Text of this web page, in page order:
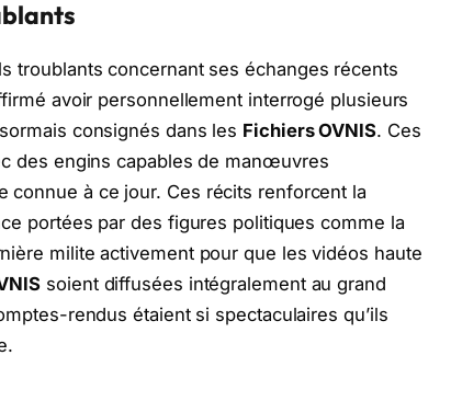
troublants concernant ses échanges récents
avoir personnellement interrogé plusieurs
consignés dans les Fichiers OVNIS. Ces
des engins capables de manœuvres
connue à ce jour. Ces récits renforcent la
portées par des figures politiques comme la
milite activement pour que les vidéos haute
soient diffusées intégralement au grand
rendus étaient si spectaculaires qu’ils